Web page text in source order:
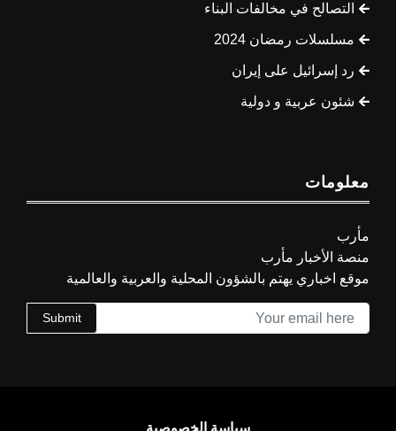
التصالح في مخالفات البناء
مسلسلات رمضان 2024
رد إسرائيل على إيران
شئون عربية و دولية
معلومات
مأرب
منصة الأخبار مأرب
موقع اخباري يهتم بالشؤون المحلية والعربية والعالمية
Submit